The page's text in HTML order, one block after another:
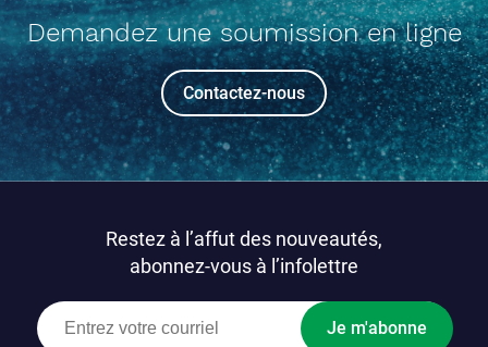
Demandez une soumission en ligne
Contactez-nous
Restez à l’affut des nouveautés,
abonnez-vous à l’infolettre
Je m'abonne